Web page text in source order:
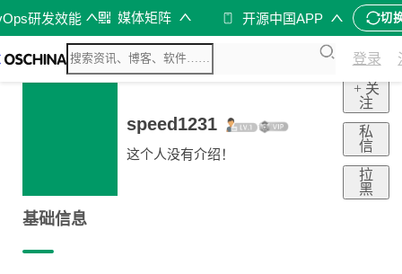
研发效能 媒体矩阵 开源中国APP 切
登录
speed1231
这个人没有介绍！
+ 关
注
私
信
拉
黑
基础信息